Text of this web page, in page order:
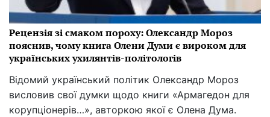
Рецензія зі смаком пороху: Олександр Мороз
пояснив, чому книга Олени Думи є вироком для
українських ухилянтів-політологів
Відомий український політик Олександр Мороз
висловив свої думки щодо книги «Армагедон для
корупціонерів…», авторкою якої є Олена Дума.